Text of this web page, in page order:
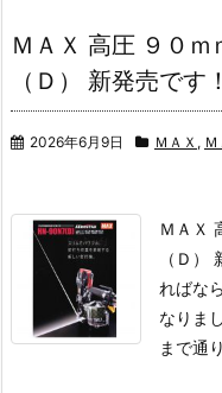
ＭＡＸ 高圧 ９０ｍ
（Ｄ） 新発売です！
2026年6月9日 ＭＡＸ ,
ＭＡＸ
（Ｄ）
ればな
なりま
まで通